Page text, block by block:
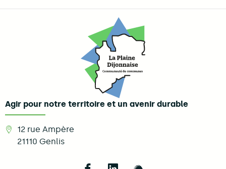
Agir pour notre territoire et un avenir durable
12 rue Ampère
21110 Genlis